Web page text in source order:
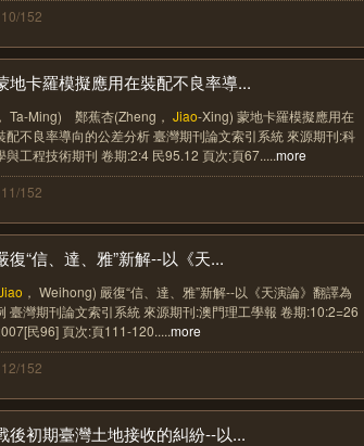
152
地卡羅模擬應用在裝配不良率導...
Ta-Ming) 鄭蕉杏(Zheng， Jiao-Xing) 蒙地卡羅模擬應用在
配不良率導向的公差分析 臺灣期刊論文索引系統 來源期刊:科
與工程技術期刊 卷期:2:4 民95.12 頁次:頁67.....more
152
復“信、達、雅”新解--以《天...
， Weihong) 嚴復“信、達、雅”新解--以《天演論》翻譯為
臺灣期刊論文索引系統 來源期刊:澳門理工學報 卷期:10:2=26
民96] 頁次:頁111-120.....more
152
後初期臺灣土地接收的糾紛--以...